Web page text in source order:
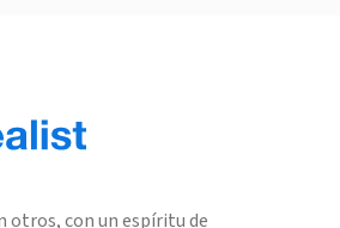
otros, con un espíritu de